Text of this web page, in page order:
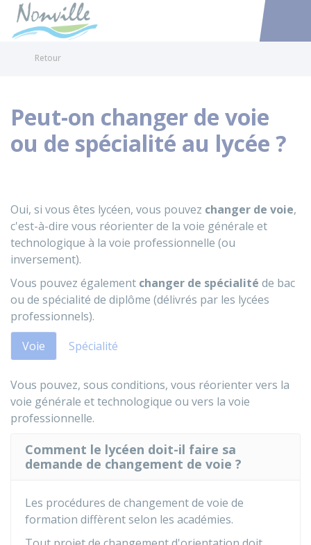
Accéder
Retour
Peut-on changer de voie
ou de spécialité au lycée ?
Oui, si vous êtes lycéen, vous pouvez changer de voie,
c'est-à-dire vous réorienter de la voie générale et
technologique à la voie professionnelle (ou
inversement).
Vous pouvez également changer de spécialité de bac
ou de spécialité de diplôme (délivrés par les lycées
professionnels).
Voie
Spécialité
Vous pouvez, sous conditions, vous réorienter vers la
voie générale et technologique ou vers la voie
professionnelle.
Comment le lycéen doit-il faire sa
demande de changement de voie ?
Les procédures de changement de voie de
formation diffèrent selon les académies.